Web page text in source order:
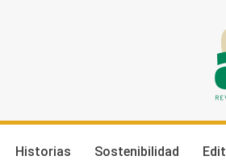
Historias Sostenibilidad